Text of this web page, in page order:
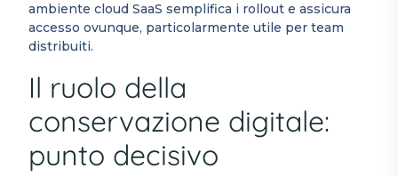
ambiente cloud SaaS semplifica i rollout e assicura
accesso ovunque, particolarmente utile per team
distribuiti.
Il ruolo della
conservazione digitale:
punto decisivo